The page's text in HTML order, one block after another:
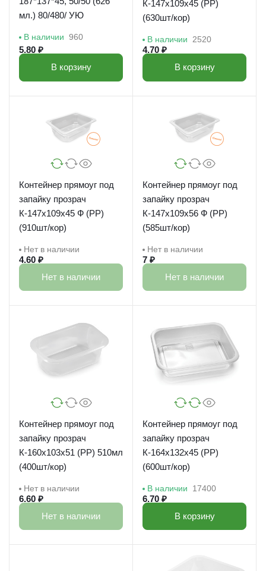
мл.) 80/480/ УЮ
В наличии 960
5.80 ₽
В корзину
К-147х109х45 (РР)
(630шт/кор)
В наличии 2520
4.70 ₽
В корзину
Контейнер прямоуг под
запайку прозрач
К-147х109х45 Ф (РР)
(910шт/кор)
Нет в наличии
4.60 ₽
Нет в наличии
Контейнер прямоуг под
запайку прозрач
К-147х109х56 Ф (РР)
(585шт/кор)
Нет в наличии
7 ₽
Нет в наличии
Контейнер прямоуг под
запайку прозрач
К-160х103х51 (РР) 510мл
(400шт/кор)
Нет в наличии
6.60 ₽
Нет в наличии
Контейнер прямоуг под
запайку прозрач
К-164х132х45 (РР)
(600шт/кор)
В наличии 17400
6.70 ₽
В корзину